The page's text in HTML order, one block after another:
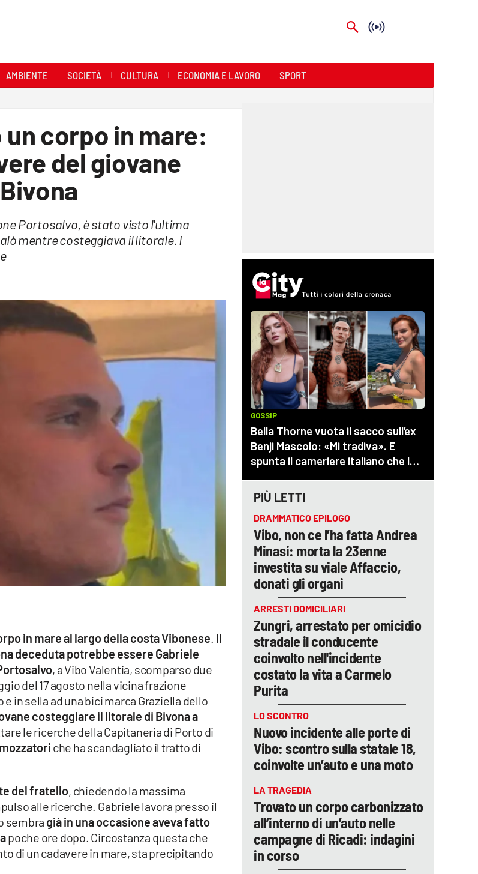
AMBIENTE SOCIETÀ CULTURA ECONOMIA E LAVORO SPORT
corpo in mare:
del giovane
Portosalvo, è stato visto l'ultima
mentre costeggiava il litorale. I
in mare al largo della costa Vibonese. Il
deceduta potrebbe essere Gabriele
, a Vibo Valentia, scomparso due
del 17 agosto nella vicina frazione
in sella ad una bici marca Graziella dello
costeggiare il litorale di Bivona a
le ricerche della Capitaneria di Porto di
che ha scandagliato il tratto di
del fratello, chiedendo la massima
alle ricerche. Gabriele lavora presso il
sembra già in una occasione aveva fatto
poche ore dopo. Circostanza questa che
di un cadavere in mare, sta precipitando
PIÙ LETTI
DRAMMATICO EPILOGO
Vibo, non ce l’ha fatta Andrea
Minasi: morta la 23enne
investita su viale Affaccio,
donati gli organi
ARRESTI DOMICILIARI
Zungri, arrestato per omicidio
stradale il conducente
coinvolto nell'incidente
costato la vita a Carmelo
Purita
LO SCONTRO
Nuovo incidente alle porte di
Vibo: scontro sulla statale 18,
coinvolte un’auto e una moto
LA TRAGEDIA
Trovato un corpo carbonizzato
all’interno di un’auto nelle
campagne di Ricadi: indagini
in corso